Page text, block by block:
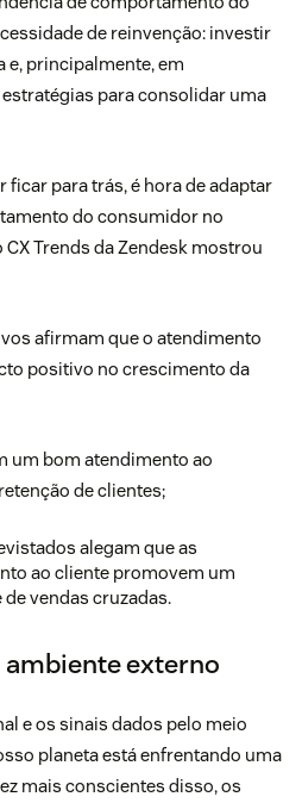
de reinvenção: investir
e, principalmente, em
para consolidar uma
ficar para trás, é hora de adaptar
do consumidor no
Trends da Zendesk mostrou
afirmam que o atendimento
positivo no crescimento da
um bom atendimento ao
de clientes;
alegam que as
ao cliente promovem um
vendas cruzadas.
ambiente externo
e os sinais dados pelo meio
planeta está enfrentando uma
mais conscientes disso, os